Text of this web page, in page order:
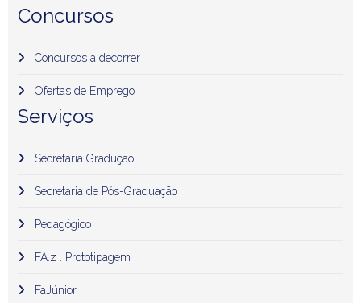
Concursos
Concursos a decorrer
Ofertas de Emprego
Serviços
Secretaria Gradução
Secretaria de Pós-Graduação
Pedagógico
FA.z . Prototipagem
FaJúnior